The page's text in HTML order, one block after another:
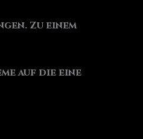
Zu einem
auf die eine